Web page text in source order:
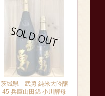
茨城県 武勇 純米大吟醸
45 兵庫山田錦 小川酵母